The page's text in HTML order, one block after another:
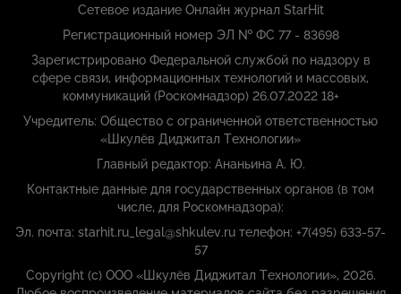
Сетевое издание Онлайн журнал StarHit
Регистрационный номер ЭЛ № ФС 77 - 83698
Зарегистрировано Федеральной службой по надзору в
сфере связи, информационных технологий и массовых,
коммуникаций (Роскомнадзор) 26.07.2022 18+
Учредитель: Общество с ограниченной ответственностью
«Шкулёв Диджитал Технологии»
Главный редактор: Ананьина А. Ю.
Контактные данные для государственных органов (в том
числе, для Роскомнадзора):
Эл. почта: starhit.ru_legal@shkulev.ru телефон: +7(495) 633-57-
57
Copyright (с) ООО «Шкулёв Диджитал Технологии», 2026.